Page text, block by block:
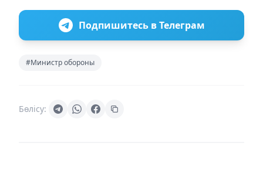
Подпишитесь в Телеграм
#Министр обороны
Бөлісу: